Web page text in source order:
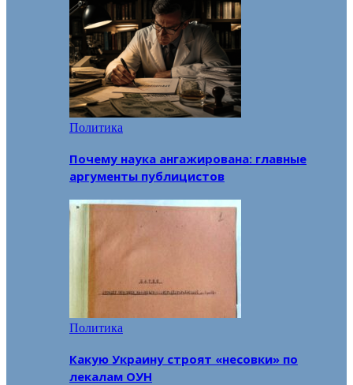
Политика
Почему наука ангажирована: главные
аргументы публицистов
Политика
Какую Украину строят «несовки» по
лекалам ОУН